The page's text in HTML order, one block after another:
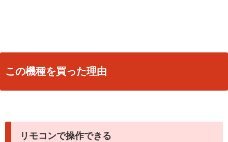
この機種を買った理由
リモコンで操作できる